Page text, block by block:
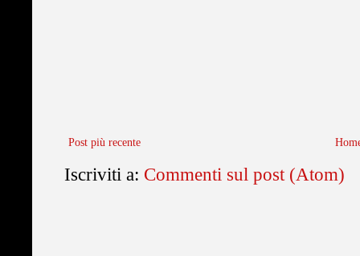
Post più recente
Iscriviti a: Commenti sul post (Atom)